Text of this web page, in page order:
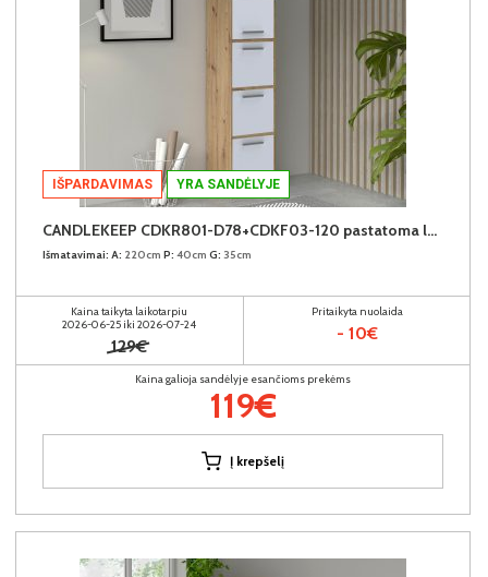
IŠPARDAVIMAS YRA SANDĖLYJE
CANDLEKEEP CDKR801-D78+CDKF03-120 pastatoma lentyna su durimis (6vnt.)
Išmatavimai: A: 220cm P: 40cm G: 35cm
Kaina taikyta laikotarpiu
2026-06-25 iki 2026-07-24
129€
Pritaikyta nuolaida
- 10€
Kaina galioja sandėlyje esančioms prekėms
119€
Į krepšelį